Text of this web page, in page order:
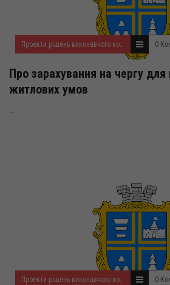
Проекти рішень виконавчого комітету на листопад 2023 року 0
Про зарахування на чергу
житлових умов
Проекти рішень виконавчого комітету на листопад 2023 року 0